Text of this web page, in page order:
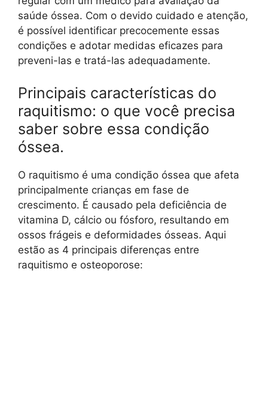
saúde óssea. Com o devido cuidado e atenção,
é possível identificar precocemente essas
condições e adotar medidas eficazes para
preveni-las e tratá-las adequadamente.
Principais características do
raquitismo: o que você precisa
saber sobre essa condição
óssea.
O raquitismo é uma condição óssea que afeta
principalmente crianças em fase de
crescimento. É causado pela deficiência de
vitamina D, cálcio ou fósforo, resultando em
ossos frágeis e deformidades ósseas. Aqui
estão as 4 principais diferenças entre
raquitismo e osteoporose: